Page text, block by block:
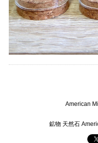
American
鉱物 天然石